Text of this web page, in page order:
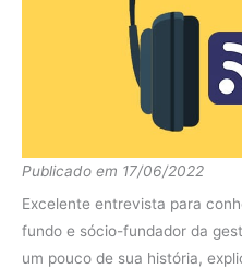
Publicado em 17/06/2022
Excelente entrevista para
fundo e sócio-fundador da
um pouco de sua história,